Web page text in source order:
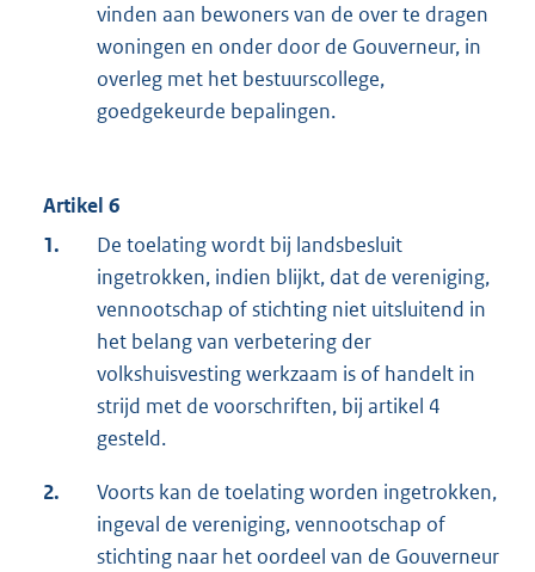
vinden aan bewoners van de over te dragen
woningen en onder door de Gouverneur, in
overleg met het bestuurscollege,
goedgekeurde bepalingen.
Artikel 6
1.
De toelating wordt bij landsbesluit
ingetrokken, indien blijkt, dat de vereniging,
vennootschap of stichting niet uitsluitend in
het belang van verbetering der
volkshuisvesting werkzaam is of handelt in
strijd met de voorschriften, bij artikel 4
gesteld.
2.
Voorts kan de toelating worden ingetrokken,
ingeval de vereniging, vennootschap of
stichting naar het oordeel van de Gouverneur